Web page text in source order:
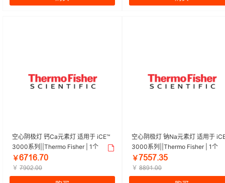
空心阴极灯 钙Ca元素灯 适用于 iCE™
3000系列||Thermo Fisher | 1个
￥ĪǅȜĪŕǅŏ
￥ ǅŽŏĤŕŏŏ
空心阴极灯 钠Na元素灯 适用于
3000系列||Thermo Fisher | 1个
￥ǅŪŪǅŕğŪ
￥ ȤȤŽȜŕŏŏ